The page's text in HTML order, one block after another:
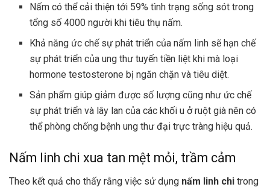
Nấm có thể cải thiện tới 59% tình trạng sống sót trong
tổng số 4000 người khi tiêu thụ nấm.
Khả năng ức chế sự phát triển của nấm linh sẽ hạn chế
sự phát triển của ung thư tuyến tiền liệt khi mà loại
hormone testosterone bị ngăn chặn và tiêu diệt.
Sản phẩm giúp giảm được số lượng cũng như ức chế
sự phát triển và lây lan của các khối u ở ruột già nên có
thể phòng chống bệnh ung thư đại trực tràng hiệu quả.
Nấm linh chi xua tan mệt mỏi, trầm cảm
Theo kết quả cho thấy rằng việc sử dụng nấm linh chi trong